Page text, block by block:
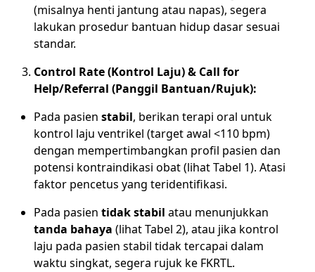
(misalnya henti jantung atau napas), segera
lakukan prosedur bantuan hidup dasar sesuai
standar.
Control Rate (Kontrol Laju) & Call for
Help/Referral (Panggil Bantuan/Rujuk):
Pada pasien stabil, berikan terapi oral untuk
kontrol laju ventrikel (target awal <110 bpm)
dengan mempertimbangkan profil pasien dan
potensi kontraindikasi obat (lihat Tabel 1). Atasi
faktor pencetus yang teridentifikasi.
Pada pasien tidak stabil atau menunjukkan
tanda bahaya (lihat Tabel 2), atau jika kontrol
laju pada pasien stabil tidak tercapai dalam
waktu singkat, segera rujuk ke FKRTL.